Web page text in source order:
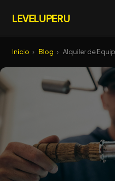
LEVELUPERU
Inicio › Blog › Alquiler de